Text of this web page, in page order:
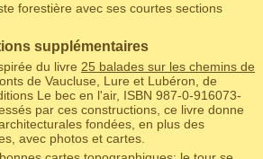
forestière avec ses courtes sections
supplémentaires
du livre 25 balades sur les chemins de
de Vaucluse, Lure et Lubéron, de
Le bec en l'air, ISBN 987-0-916073-
par ces constructions, ce livre donne
fondées, en plus des
avec photos et cartes.